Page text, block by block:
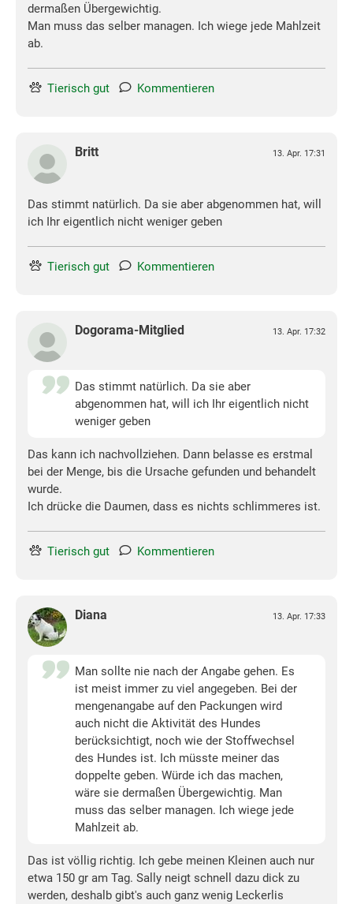
dermaßen Übergewichtig.
Man muss das selber managen. Ich wiege jede Mahlzeit
ab.
Tierisch gut Kommentieren
Britt 13. Apr. 17:31
Das stimmt natürlich. Da sie aber abgenommen hat, will
ich Ihr eigentlich nicht weniger geben
Tierisch gut Kommentieren
Dogorama-Mitglied 13. Apr. 17:32
Das stimmt natürlich. Da sie aber
abgenommen hat, will ich Ihr eigentlich nicht
weniger geben
Das kann ich nachvollziehen. Dann belasse es erstmal
bei der Menge, bis die Ursache gefunden und behandelt
wurde.
Ich drücke die Daumen, dass es nichts schlimmeres ist.
Tierisch gut Kommentieren
Diana 13. Apr. 17:33
Man sollte nie nach der Angabe gehen. Es
ist meist immer zu viel angegeben. Bei der
mengenangabe auf den Packungen wird
auch nicht die Aktivität des Hundes
berücksichtigt, noch wie der Stoffwechsel
des Hundes ist. Ich müsste meiner das
doppelte geben. Würde ich das machen,
wäre sie dermaßen Übergewichtig. Man
muss das selber managen. Ich wiege jede
Mahlzeit ab.
Das ist völlig richtig. Ich gebe meinen Kleinen auch nur
etwa 150 gr am Tag. Sally neigt schnell dazu dick zu
werden, deshalb gibt's auch ganz wenig Leckerlis